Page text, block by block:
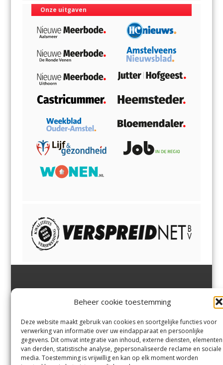
Beheer cookie toestemming
Deze website maakt gebruik van cookies en soortgelijke functies voor
verwerking van informatie over uw eindapparaat en persoonlijke
gegevens. Dit omvat integratie van inhoud, externe diensten, elementen
van derden, statistische analyse, gepersonaliseerde reclame en sociale
media. Toestemming is vrijwillig en kan op elk moment worden
Onze uitgaven
Margadantstraat 34
0255-533900
info@jutter.nlofinfo@hofgee
st.nl
Velserbroek,Velsen-Zuid,
Zuid,Driehuisen
Spaarnwoude.